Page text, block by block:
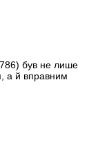
був не лише
а й вправним